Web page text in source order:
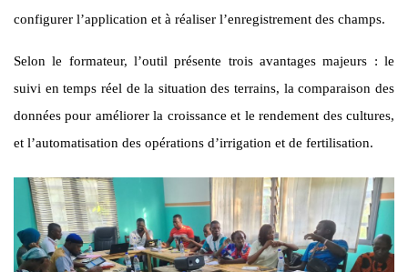
configurer l’application et à réaliser l’enregistrement des champs.
Selon le formateur, l’outil présente trois avantages majeurs : le
suivi en temps réel de la situation des terrains, la comparaison des
données pour améliorer la croissance et le rendement des cultures,
et l’automatisation des opérations d’irrigation et de fertilisation.